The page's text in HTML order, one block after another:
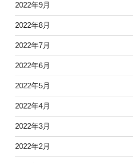
2022年9月
2022年8月
2022年7月
2022年6月
2022年5月
2022年4月
2022年3月
2022年2月